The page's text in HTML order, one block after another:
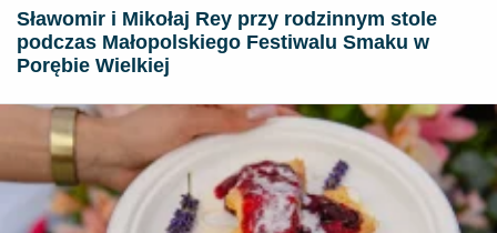
Sławomir i Mikołaj Rey przy rodzinnym stole
podczas Małopolskiego Festiwalu Smaku w
Porębie Wielkiej